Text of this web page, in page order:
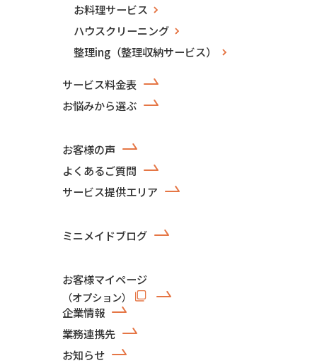
お料理サービス
ハウスクリーニング
整理ing（整理収納サービス）
サービス料金表
お悩みから選ぶ
お客様の声
よくあるご質問
サービス提供エリア
ミニメイドブログ
お客様マイページ
（オプション）
企業情報
業務連携先
お知らせ